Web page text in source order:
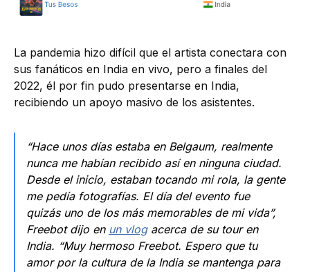
La pandemia hizo difícil que el artista conectara con
sus fanáticos en India en vivo, pero a finales del
2022, él por fin pudo presentarse en India,
recibiendo un apoyo masivo de los asistentes.
“Hace unos días estaba en Belgaum, realmente
nunca me habían recibido así en ninguna ciudad.
Desde el inicio, estaban tocando mi rola, la gente
me pedía fotografías. El día del evento fue
quizás uno de los más memorables de mi vida”,
Freebot dijo en un vlogacerca de su tour en
India. “Muy hermoso Freebot. Espero que tu
amor por la cultura de la India se mantenga para